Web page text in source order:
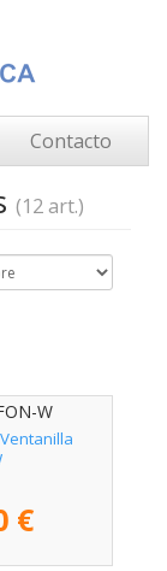
Contacto
(12 art.)
W
€